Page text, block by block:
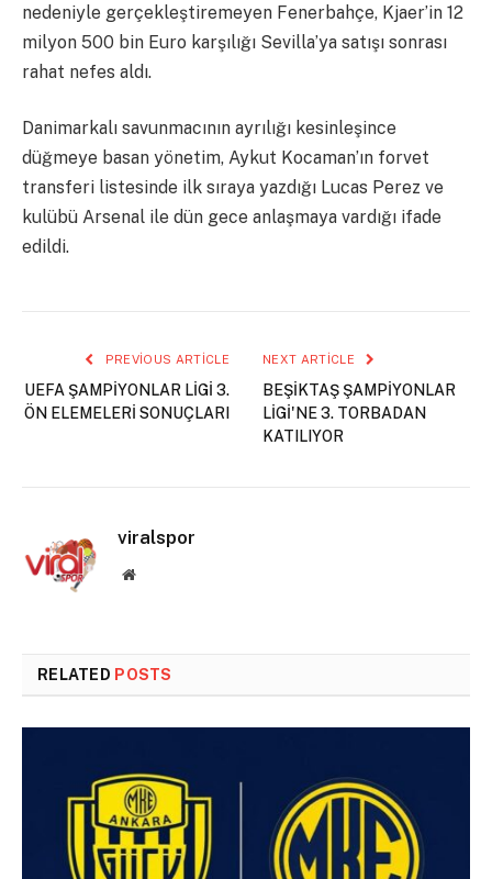
nedeniyle gerçekleştiremeyen Fenerbahçe, Kjaer’in 12
milyon 500 bin Euro karşılığı Sevilla’ya satışı sonrası
rahat nefes aldı.
Danimarkalı savunmacının ayrılığı kesinleşince
düğmeye basan yönetim, Aykut Kocaman’ın forvet
transferi listesinde ilk sıraya yazdığı Lucas Perez ve
kulübü Arsenal ile dün gece anlaşmaya vardığı ifade
edildi.
PREVIOUS ARTICLE
UEFA ŞAMPİYONLAR LİGİ 3.
ÖN ELEMELERİ SONUÇLARI
NEXT ARTICLE
BEŞİKTAŞ ŞAMPİYONLAR
LİGİ'NE 3. TORBADAN
KATILIYOR
viralspor
Website
RELATED POSTS